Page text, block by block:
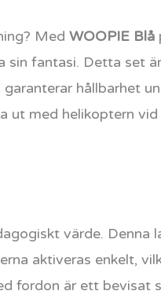
MedWOOPIE Blå
sin fantasi. Detta set
hållbarhet
ut med helikoptern
värde. Denna
aktiveras enkelt,
fordon är ett bevisat